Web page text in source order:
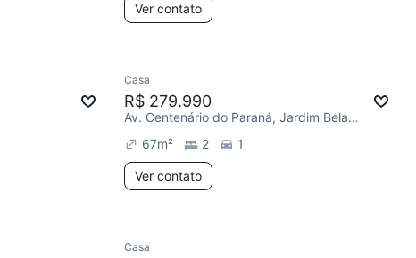
Ver contato
Casa
R$ 279.990
Av. Centenário do Paraná, Jardim Bela Vista
67m² 2 1
Ver contato
Casa